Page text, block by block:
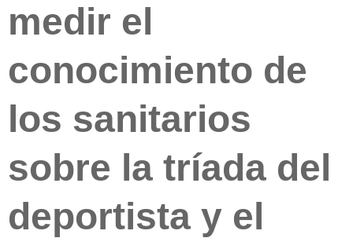
medir el
conocimiento de
los sanitarios
sobre la tríada del
deportista y el